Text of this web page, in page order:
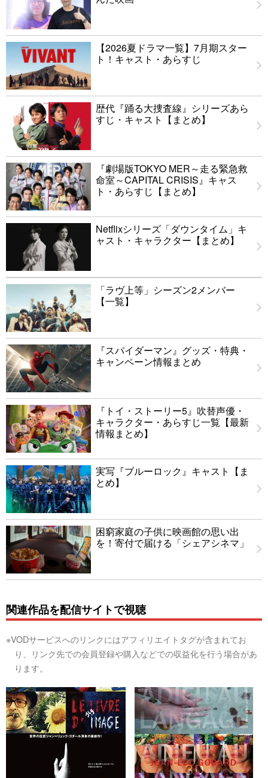
【2026夏ドラマ一覧】7月期スター
ト！キャスト・あらすじ
歴代『踊る大捜査線』シリーズあら
すじ・キャスト【まとめ】
『劇場版TOKYO MER～走る緊急救
命室～CAPITAL CRISIS』キャス
ト・あらすじ【まとめ】
Netflixシリーズ「ダウンタイム」キ
ャスト・キャラクター【まとめ】
「ラヴ上等」シーズン2メンバー
【一覧】
『スパイダーマン』グッズ・特典・
キャンペーン情報まとめ
『トイ・ストーリー5』吹替声優・
キャラクター・あらすじ一覧【最新
情報まとめ】
実写『ブルーロック』キャスト【ま
とめ】
困窮家庭の子供に映画館の思い出
を！寄付で届ける「シェアシネマ」
関連作品を配信サイトで視聴
※VODサービスへのリンクにはアフィリエイトタグが含まれてお
り、リンク先での会員登録や購入などでの収益化を行う場合があ
ります。